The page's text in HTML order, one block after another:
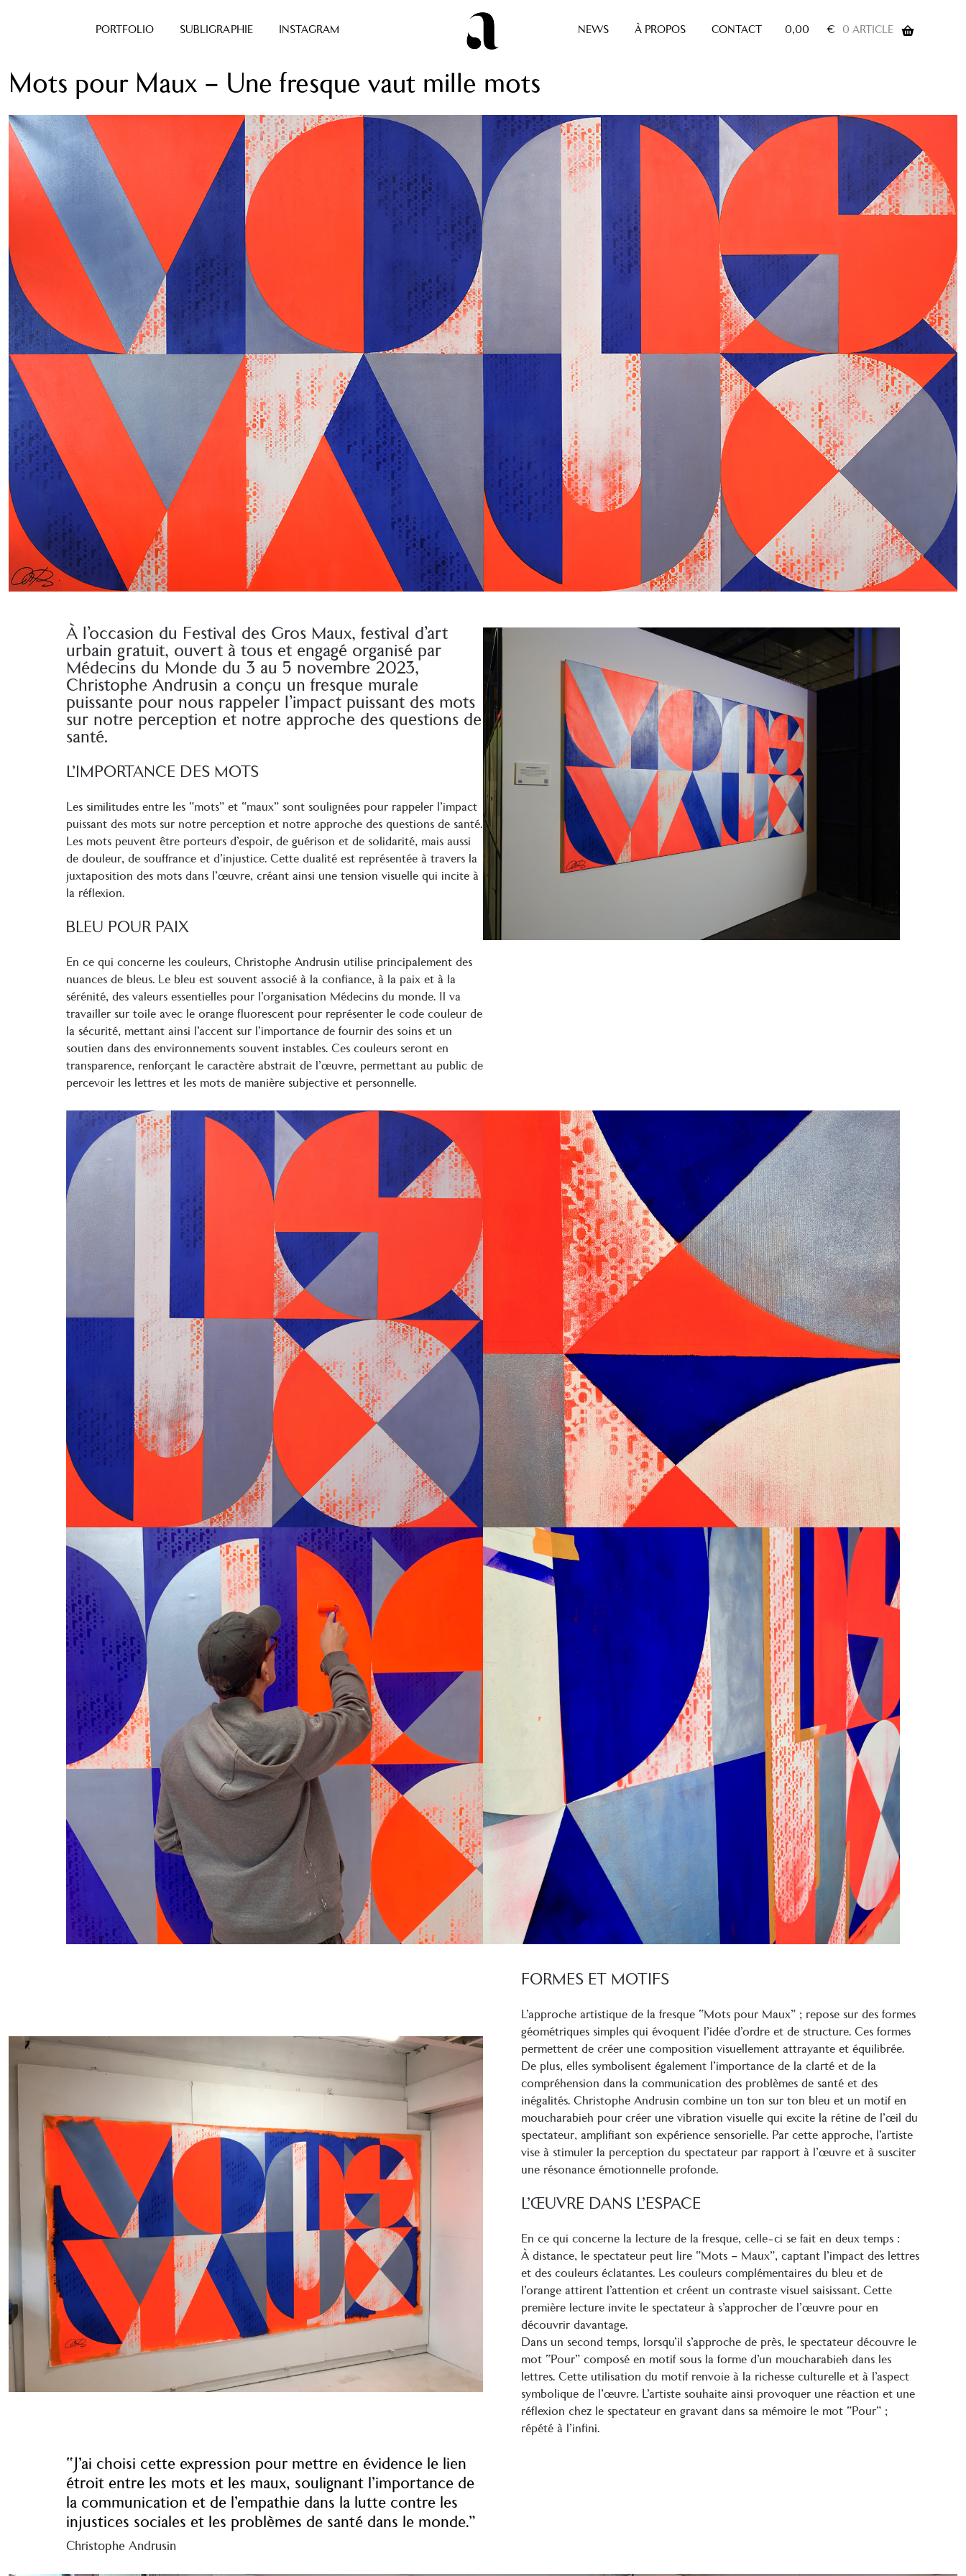
PORTFOLIO SUBLIGRAPHIE INSTAGRAM NEWS À PROPOS CONTACT 0,00€ 0 ARTICLE
Mots pour Maux – Une fresque vaut mille mots
À l’occasion du Festival des Gros Maux, festival d’art
urbain gratuit, ouvert à tous et engagé organisé par
Médecins du Monde du 3 au 5 novembre 2023,
Christophe Andrusin a conçu un fresque murale
puissante pour nous rappeler l’impact puissant des mots
sur notre perception et notre approche des questions de
santé.
L’IMPORTANCE DES MOTS
Les similitudes entre les “mots” et “maux” sont soulignées pour rappeler l’impact
puissant des mots sur notre perception et notre approche des questions de santé.
Les mots peuvent être porteurs d’espoir, de guérison et de solidarité, mais aussi
de douleur, de souffrance et d’injustice. Cette dualité est représentée à travers la
juxtaposition des mots dans l’œuvre, créant ainsi une tension visuelle qui incite à
la réflexion.
BLEU POUR PAIX
En ce qui concerne les couleurs, Christophe Andrusin utilise principalement des
nuances de bleus. Le bleu est souvent associé à la confiance, à la paix et à la
sérénité, des valeurs essentielles pour l’organisation Médecins du monde. Il va
travailler sur toile avec le orange fluorescent pour représenter le code couleur de
la sécurité, mettant ainsi l’accent sur l’importance de fournir des soins et un
soutien dans des environnements souvent instables. Ces couleurs seront en
transparence, renforçant le caractère abstrait de l’œuvre, permettant au public de
percevoir les lettres et les mots de manière subjective et personnelle.
FORMES ET MOTIFS
L’approche artistique de la fresque “Mots pour Maux” ; repose sur des formes
géométriques simples qui évoquent l’idée d’ordre et de structure. Ces formes
permettent de créer une composition visuellement attrayante et équilibrée.
De plus, elles symbolisent également l’importance de la clarté et de la
compréhension dans la communication des problèmes de santé et des
inégalités. Christophe Andrusin combine un ton sur ton bleu et un motif en
moucharabieh pour créer une vibration visuelle qui excite la rétine de l’œil du
spectateur, amplifiant son expérience sensorielle. Par cette approche, l’artiste
vise à stimuler la perception du spectateur par rapport à l’œuvre et à susciter
une résonance émotionnelle profonde.
L’ŒUVRE DANS L’ESPACE
En ce qui concerne la lecture de la fresque, celle-ci se fait en deux temps :
À distance, le spectateur peut lire “Mots – Maux”, captant l’impact des lettres
et des couleurs éclatantes. Les couleurs complémentaires du bleu et de
l’orange attirent l’attention et créent un contraste visuel saisissant. Cette
première lecture invite le spectateur à s’approcher de l’œuvre pour en
découvrir davantage.
Dans un second temps, lorsqu’il s’approche de près, le spectateur découvre le
mot “Pour” composé en motif sous la forme d’un moucharabieh dans les
lettres. Cette utilisation du motif renvoie à la richesse culturelle et à l’aspect
symbolique de l’œuvre. L’artiste souhaite ainsi provoquer une réaction et une
réflexion chez le spectateur en gravant dans sa mémoire le mot “Pour” ;
répété à l’infini.
“J’ai choisi cette expression pour mettre en évidence le lien
étroit entre les mots et les maux, soulignant l’importance de
la communication et de l’empathie dans la lutte contre les
injustices sociales et les problèmes de santé dans le monde.”
Christophe Andrusin